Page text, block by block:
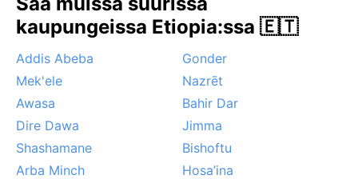
tarjoavat viileää mutta aurinkoista säätä. Erityisiä
sääilmiöitä ovat sadekauden alussa mahdolliset
ukkosmyrskyt sekä aamuisin ylängöllä leviävä sumu,
joka väistyy auringon noustessa. Hurrikaaneja tai
monsuunituulia ei esiinny, ja lumisade on erittäin
harvinaista.
kaupungeissa Etiopia:ssa 🇪🇹
Addis Abeba
Gonder
Mek'ele
Nazrēt
Awasa
Bahir Dar
Dire Dawa
Jimma
Shashamane
Bishoftu
Arba Minch
Hosa’ina